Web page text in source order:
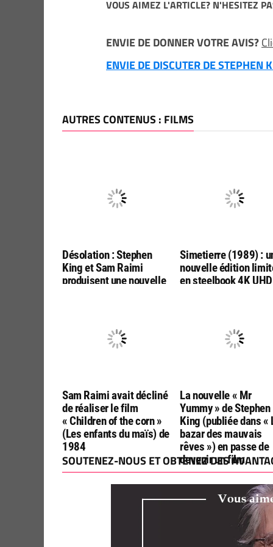
VOUS AIMEZ L'ARTICLE? N'HESITEZ
ENVIE DE DONNER VOTRE AVIS?
ENVIE DE DISCUTER DE
AUTRES CONTENUS : FILMS
Désolation : Stephen
King et Sam Raimi
produisent une nouvelle
Bloodlines »
Simetierre (1989) :
nouvelle édition
en steelbook 4K
Sam Raimi avait décliné
de réaliser le film
« Children of the corn »
(Les enfants du maïs) de
1984
La nouvelle « Mr
Yummy » de Stephen
King (publiée dans «
bazar des mauvais
rêves ») en passe de
devenir un film
SOUTENEZ-NOUS ET OBTENEZ DES